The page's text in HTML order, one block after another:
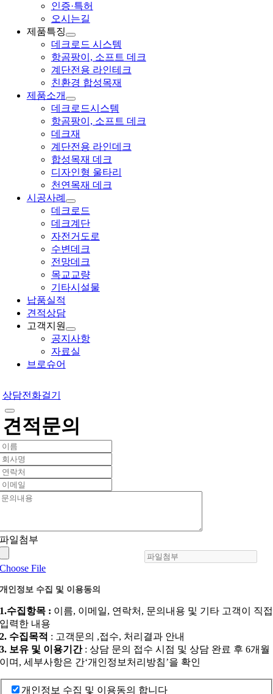
인증·특허
오시는길
제품특징
데크로드 시스템
항곰팡이, 소프트 데크
계단전용 라인테크
친환경 합성목재
제품소개
데크로드시스템
항곰팡이, 소프트 데크
데크재
계단전용 라인데크
합성목재 데크
디자인형 울타리
천연목재 데크
시공사례
데크로드
데크계단
자전거도로
수변데크
전망데크
목교교량
기타시설물
납품실적
견적상담
고객지원
공지사항
자료실
브로슈어
상담전화걸기
견적문의
파일첨부
Choose File
개인정보 수집 및 이용동의
1.수집항목 : 이름, 이메일, 연락처, 문의내용 및 기타 고객이 직접
입력한 내용
2. 수집목적 : 고객문의 ,접수, 처리결과 안내
3. 보유 및 이용기간: 상담 문의 접수 시점 및 상담 완료 후 6개월
이며, 세부사항은 간‘개인정보처리방침’을 확인
개인정보 수집 및 이용동의 합니다